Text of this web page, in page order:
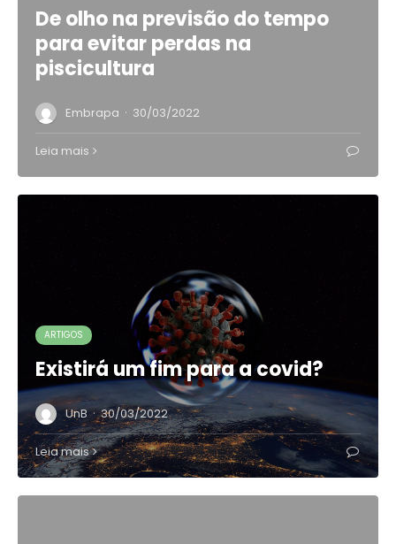
De olho na previsão do tempo
para evitar perdas na
piscicultura
Embrapa · 30/03/2022
Leia mais
ARTIGOS
Existirá um fim para a covid?
UnB · 30/03/2022
Leia mais